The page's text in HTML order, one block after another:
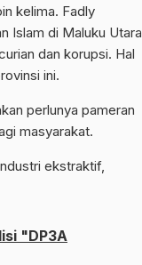
kelima. Fadly
Islam di Maluku Utara
dan korupsi. Hal
ini.
perlunya pameran
masyarakat.
ekstraktif,
"DP3A